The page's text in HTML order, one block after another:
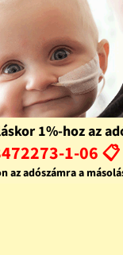
1%-hoz az
1-06 📋
az adószámra a